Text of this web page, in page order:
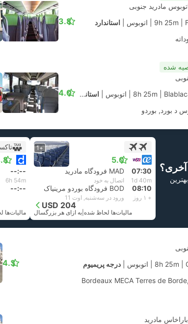
مادرید جنوبی
9h 25m | اتوبوس استاندارد 3.8
شده
8h 25m | اتوبوس استاندارد تهویه مطبوع
د بورد, بوردو
4.0
5.0
+1
07:30 MAD فرودگاه مادرید
1d 40m اتصال به خود
08:10 BOD فرودگاه بوردو مرینیاک
+ ۱ روز ورود در سه‌شنبه, اوت 11
USD 204
مالیات‌ها لحاظ شده به ازای هر بزرگسال
--:--
6h 54m
--:--
8h 25m | اتوبوس درجه پریمیوم
Bordeaux MECA Terres de
4.3
مادرید